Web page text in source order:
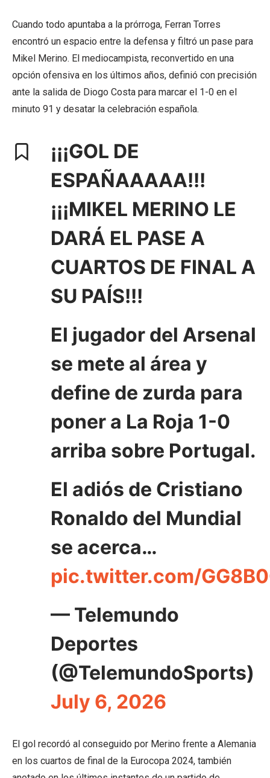
Cuando todo apuntaba a la prórroga, Ferran Torres
encontró un espacio entre la defensa y filtró un pase para
Mikel Merino. El mediocampista, reconvertido en una
opción ofensiva en los últimos años, definió con precisión
ante la salida de Diogo Costa para marcar el 1-0 en el
minuto 91 y desatar la celebración española.
¡¡¡GOL DE
ESPAÑAAAAA!!!
¡¡¡MIKEL MERINO LE
DARÁ EL PASE A
CUARTOS DE FINAL A
SU PAÍS!!!
El jugador del Arsenal
se mete al área y
define de zurda para
poner a La Roja 1-0
arriba sobre Portugal.
El adiós de Cristiano
Ronaldo del Mundial
se acerca…
pic.twitter.com/
— Telemundo
Deportes
(@TelemundoSports)
July 6, 2026
El gol recordó al conseguido por Merino frente a Alemania
en los cuartos de final de la Eurocopa 2024, también